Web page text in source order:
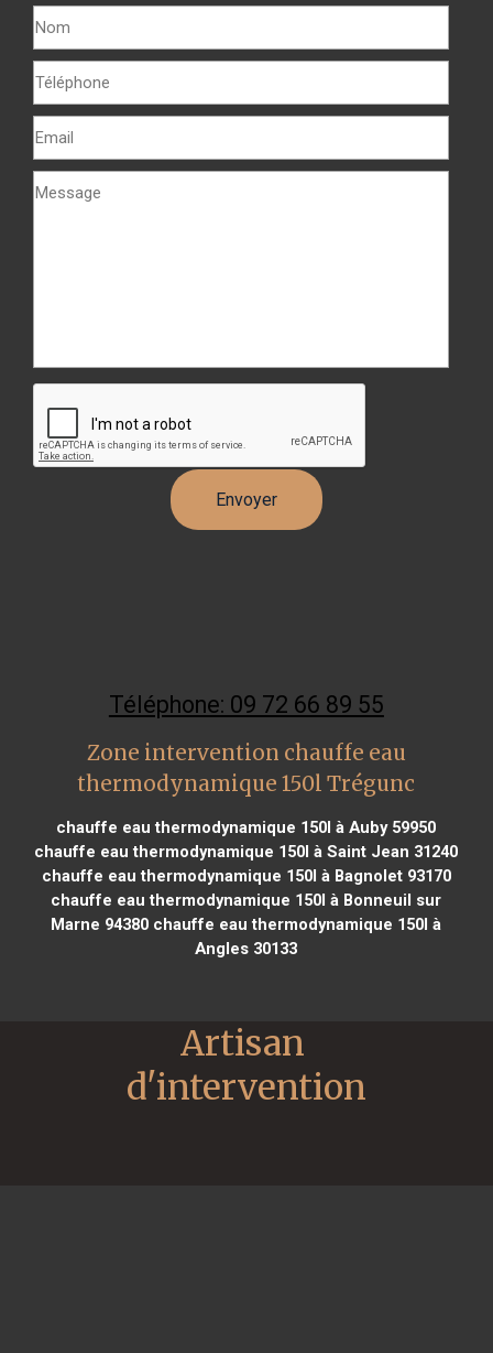
Téléphone: 09 72 66 89 55
Zone intervention chauffe eau
thermodynamique 150l Trégunc
chauffe eau thermodynamique 150l à Auby 59950
chauffe eau thermodynamique 150l à Saint Jean 31240
chauffe eau thermodynamique 150l à Bagnolet 93170
chauffe eau thermodynamique 150l à Bonneuil sur
Marne 94380 chauffe eau thermodynamique 150l à
Angles 30133
Artisan
d'intervention